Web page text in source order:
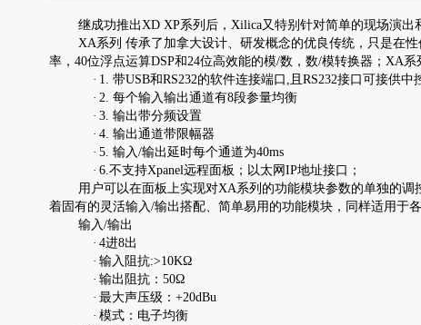
继成功推出XD XP系列后，Xilica又特别针对简单的现场演
XA系列 传承了加拿大设计、研发概念的优良传统，只是在
率，40位浮点运算DSP和24位高效能的模/数，数/模转换器；XA系
· 1. 带USB和RS232的软件连接端口,且RS232接口可接供中
· 2. 每个输入输出通道有8段参量均衡
· 3. 输出带分频设置
· 4. 输出通道带限幅器
· 5. 输入/输出延时每个通道为40ms
· 6.不支持Xpanel远程面板；以太网IP地址接口；
用户可以在面板上实现对XA系列的功能模块参数的单独的
着固有的灵活输入/输出搭配、简单易用的功能模块，同样适用于各
输入/输出
· 4进8出
· 输入阻抗:>10KΩ
· 输出阻抗：50Ω
· 最大声压级：+20dBu
· 模式：电子均衡